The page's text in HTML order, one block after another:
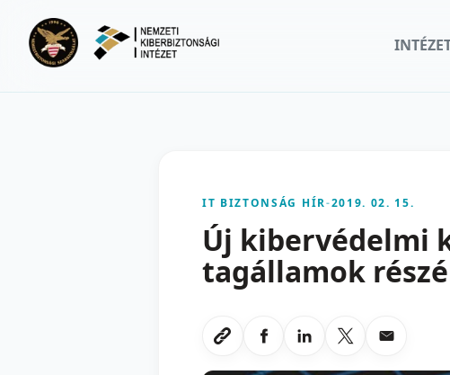
IT BIZTONSÁG HÍR-2019. 02. 15.
Új kibervédelmi
tagállamok
Link masolasa
Megosztas Facebookon
Megosztas LinkedInen
Megosztas X-en